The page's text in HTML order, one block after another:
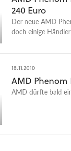
240 Euro
Der neue AMD
doch einige
18.11.2010
AMD Phenom
AMD dürfte bald